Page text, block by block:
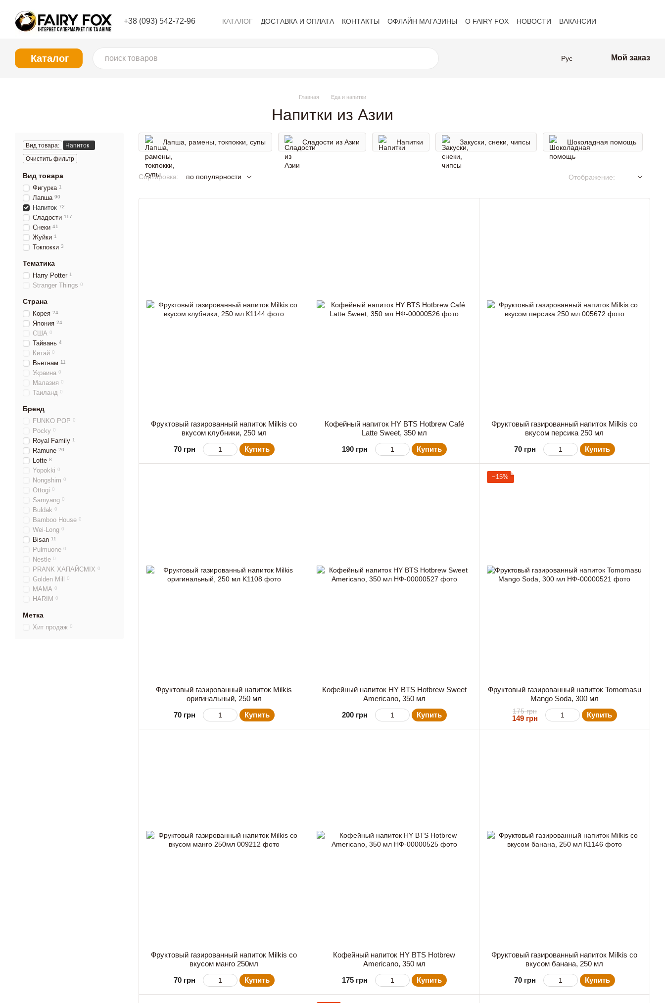
+38 (093) 542-72-96 КАТАЛОГ ДОСТАВКА И ОПЛАТА КОНТАКТЫ ОФЛАЙН МАГАЗИНЫ О FAIRY FOX НОВОСТИ
ВАКАНСИИ
Каталог Рус Мой заказ
Главная Еда и напитки
Напитки из Азии
Лапша, рамены, токпокки, супы Сладости из Азии Напитки Закуски, снеки, чипсы Шоколадная помощь
Сортировка: по популярности Отображение:
Фруктовый газированный напиток Milkis со
вкусом клубники, 250 мл
70 грн
Купить
Кофейный напиток HY BTS Hotbrew Café
Latte Sweet, 350 мл
190 грн
Купить
Фруктовый газированный напиток Milkis со
вкусом персика 250 мл
70 грн
Купить
Фруктовый газированный напиток Milkis
оригинальный, 250 мл
70 грн
Купить
Кофейный напиток HY BTS Hotbrew Sweet
Americano, 350 мл
200 грн
Купить
−15%
Фруктовый газированный напиток Tomomasu
Mango Soda, 300 мл
175 грн
149 грн Купить
Фруктовый газированный напиток Milkis со
вкусом манго 250мл
70 грн
Купить
Кофейный напиток HY BTS Hotbrew
Americano, 350 мл
175 грн
Купить
Фруктовый газированный напиток Milkis со
вкусом банана, 250 мл
70 грн
Купить
Вид товара:
Напиток
Очистить фильтр
Вид товара
Фигурка 1
Лапша 90
Напиток 72
Сладости 117
Снеки 41
Жуйки 1
Токпокки 3
Тематика
Harry Potter 1
Stranger Things 0
Страна
Корея 24
Япония 24
США 0
Тайвань 4
Китай 0
Вьетнам 11
Украина 0
Малазия 0
Таиланд 0
Бренд
FUNKO POP 0
Pocky 0
Royal Family 1
Ramune 20
Lotte 8
Yopokki 0
Nongshim 0
Ottogi 0
Samyang 0
Buldak 0
Bamboo House 0
Wei-Long 0
Bisan 11
Pulmuone 0
Nestle 0
PRANK ХАПАЙСМІХ 0
Golden Mill 0
MAMA 0
HARIM 0
Метка
Хит продаж 0